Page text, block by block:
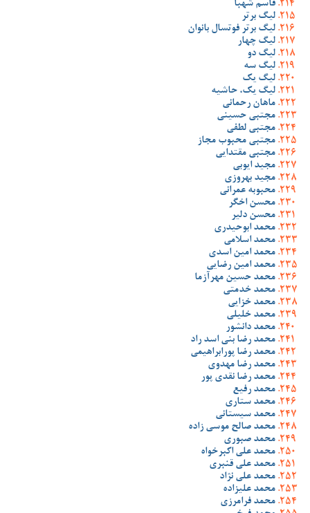
قاسم شهبا
لیگ برتر
لیگ برتر فوتسال بانوان
لیگ چهار
لیگ دو
لیگ سه
لیگ یک
لیگ یک، حاشیه
ماهان رحمانی
مجتبی حسینی
مجتبی لطفی
مجتبی محبوب مجاز
مجتبی مقتدایی
مجید ایوبی
مجید بهروزی
محبوبه عمرانی
محسن اخگر
محسن دلیر
محمد ابوحیدری
محمد اسلامی
محمد امین اسدی
محمد امین رضایی
محمد حسین مهرآزما
محمد خدمتی
محمد خزایی
محمد خلیلی
محمد دانشور
محمد رضا بنی اسد راد
محمد رضا پورابراهیمی
محمد رضا مهدوی
محمد رضا نقدی پور
محمد رفیع
محمد ستاری
محمد سیستانی
محمد صالح موسی زاده
محمد صبوری
محمد علی اکبرخواه
محمد علی قنبری
محمد علی نژاد
محمد علیزاده
محمد فرامرزی